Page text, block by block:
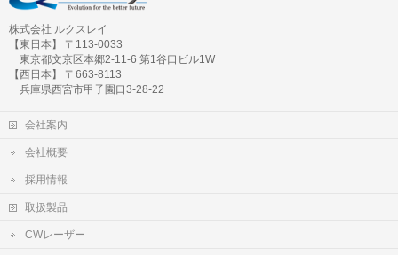
株式会社 ルクスレイ
【東日本】 〒113-0033
東京都文京区本郷2-11-6 第1谷口ビル1W
【西日本】 〒663-8113
兵庫県西宮市甲子園口3-28-22
会社案内
会社概要
採用情報
取扱製品
CWレーザー